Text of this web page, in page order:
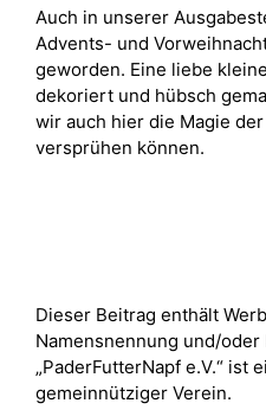
Auch in unserer
Advents- und
geworden. Eine liebe
dekoriert und hübsch
wir auch hier die Magie
versprühen können.
Dieser Beitrag enthält
Namensnennung und/
„PaderFutterNapf e.V.“ ist
gemeinnütziger Verein.